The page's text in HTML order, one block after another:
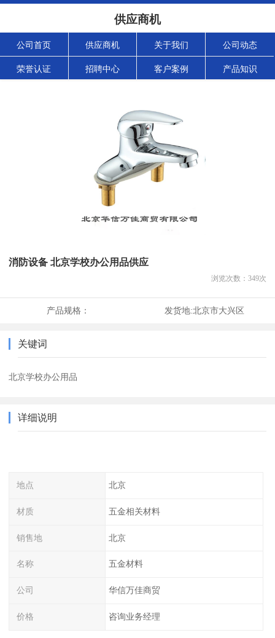
供应商机
公司首页 供应商机 关于我们 公司动态
荣誉认证 招聘中心 客户案例 产品知识
消防设备 北京学校办公用品供应
浏览次数： 349次
产品规格： 发货地:北京市大兴区
关键词
北京学校办公用品
详细说明
地点 北京
材质 五金相关材料
销售地 北京
名称 五金材料
公司 华信万佳商贸
价格 咨询业务经理